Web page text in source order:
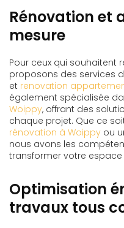
Rénovation et
mesure
Pour ceux qui souhaitent
proposons des services
et renovation
également spécialisée
Woippy, offrant des
chaque projet. Que ce
rénovation à Woippy ou
nous avons les
transformer votre
Optimisation
travaux tous